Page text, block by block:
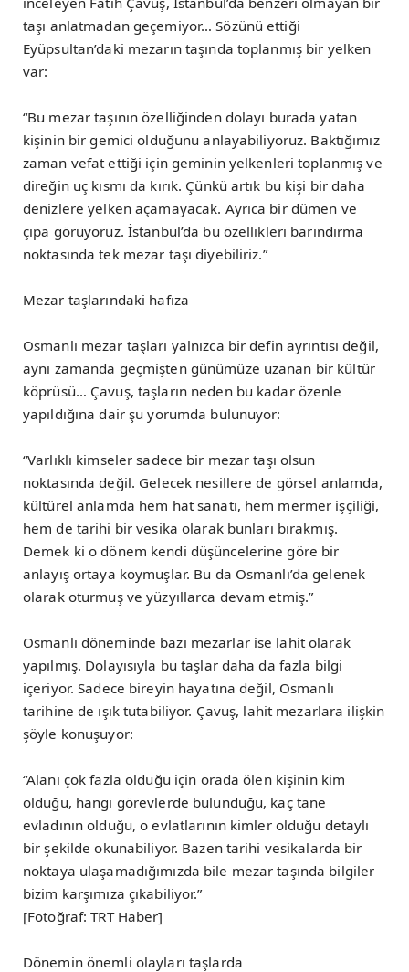
taşı anlatmadan geçemiyor… Sözünü ettiği
Eyüpsultan’daki mezarın taşında toplanmış bir yelken
var:
“Bu mezar taşının özelliğinden dolayı burada yatan
kişinin bir gemici olduğunu anlayabiliyoruz. Baktığımız
zaman vefat ettiği için geminin yelkenleri toplanmış ve
direğin uç kısmı da kırık. Çünkü artık bu kişi bir daha
denizlere yelken açamayacak. Ayrıca bir dümen ve
çıpa görüyoruz. İstanbul’da bu özellikleri barındırma
noktasında tek mezar taşı diyebiliriz.”
Mezar taşlarındaki hafıza
Osmanlı mezar taşları yalnızca bir defin ayrıntısı değil,
aynı zamanda geçmişten günümüze uzanan bir kültür
köprüsü… Çavuş, taşların neden bu kadar özenle
yapıldığına dair şu yorumda bulunuyor:
“Varlıklı kimseler sadece bir mezar taşı olsun
noktasında değil. Gelecek nesillere de görsel anlamda,
kültürel anlamda hem hat sanatı, hem mermer işçiliği,
hem de tarihi bir vesika olarak bunları bırakmış.
Demek ki o dönem kendi düşüncelerine göre bir
anlayış ortaya koymuşlar. Bu da Osmanlı’da gelenek
olarak oturmuş ve yüzyıllarca devam etmiş.”
Osmanlı döneminde bazı mezarlar ise lahit olarak
yapılmış. Dolayısıyla bu taşlar daha da fazla bilgi
içeriyor. Sadece bireyin hayatına değil, Osmanlı
tarihine de ışık tutabiliyor. Çavuş, lahit mezarlara ilişkin
şöyle konuşuyor:
“Alanı çok fazla olduğu için orada ölen kişinin kim
olduğu, hangi görevlerde bulunduğu, kaç tane
evladının olduğu, o evlatlarının kimler olduğu detaylı
bir şekilde okunabiliyor. Bazen tarihi vesikalarda bir
noktaya ulaşamadığımızda bile mezar taşında bilgiler
bizim karşımıza çıkabiliyor.”
[Fotoğraf: TRT Haber]
Dönemin önemli olayları taşlarda